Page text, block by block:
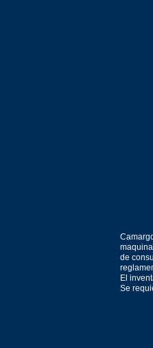
de
El
Se